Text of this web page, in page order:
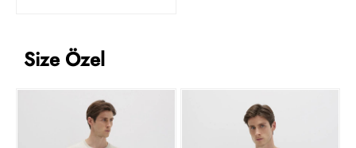
Size Özel